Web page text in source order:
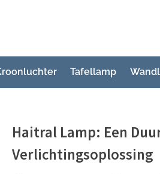
Tafellamp
Haitral Lamp: Een
Verlichtingsoplossing